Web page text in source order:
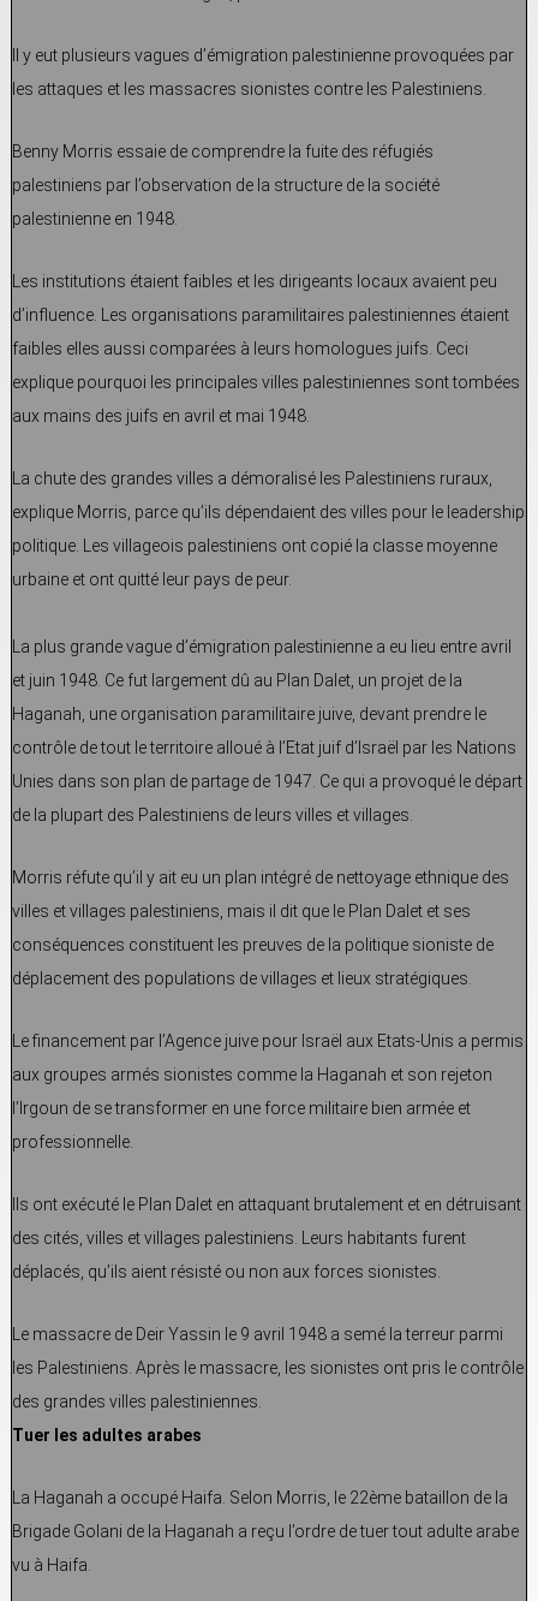
Il y eut plusieurs vagues d’émigration palestinienne provoquées par
les attaques et les massacres sionistes contre les Palestiniens.
Benny Morris essaie de comprendre la fuite des réfugiés
palestiniens par l’observation de la structure de la société
palestinienne en 1948.
Les institutions étaient faibles et les dirigeants locaux avaient peu
d’influence. Les organisations paramilitaires palestiniennes étaient
faibles elles aussi comparées à leurs homologues juifs. Ceci
explique pourquoi les principales villes palestiniennes sont tombées
aux mains des juifs en avril et mai 1948.
La chute des grandes villes a démoralisé les Palestiniens ruraux,
explique Morris, parce qu’ils dépendaient des villes pour le leadership
politique. Les villageois palestiniens ont copié la classe moyenne
urbaine et ont quitté leur pays de peur.
La plus grande vague d’émigration palestinienne a eu lieu entre avril
et juin 1948. Ce fut largement dû au Plan Dalet, un projet de la
Haganah, une organisation paramilitaire juive, devant prendre le
contrôle de tout le territoire alloué à l’Etat juif d’Israël par les Nations
Unies dans son plan de partage de 1947. Ce qui a provoqué le départ
de la plupart des Palestiniens de leurs villes et villages.
Morris réfute qu’il y ait eu un plan intégré de nettoyage ethnique des
villes et villages palestiniens, mais il dit que le Plan Dalet et ses
conséquences constituent les preuves de la politique sioniste de
déplacement des populations de villages et lieux stratégiques.
Le financement par l’Agence juive pour Israël aux Etats-Unis a permis
aux groupes armés sionistes comme la Haganah et son rejeton
l’Irgoun de se transformer en une force militaire bien armée et
professionnelle.
Ils ont exécuté le Plan Dalet en attaquant brutalement et en détruisant
des cités, villes et villages palestiniens. Leurs habitants furent
déplacés, qu’ils aient résisté ou non aux forces sionistes.
Le massacre de Deir Yassin le 9 avril 1948 a semé la terreur parmi
les Palestiniens. Après le massacre, les sionistes ont pris le contrôle
des grandes villes palestiniennes.
Tuer les adultes arabes
La Haganah a occupé Haifa. Selon Morris, le 22ème bataillon de la
Brigade Golani de la Haganah a reçu l’ordre de tuer tout adulte arabe
vu à Haifa.